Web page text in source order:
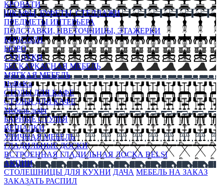
КРОВАТИ
ШКАФЫ, БУФЕТЫ, СТЕЛЛАЖИ
ПРЕДМЕТЫ ИНТЕРЬЕРА
ПОДСТАВКИ, ЦВЕТОЧНИЦЫ, ЭТАЖЕРКИ
КОНСОЛИ
БЮРО
СУНДУКИ
БЕСКАРКАСНАЯ МЕБЕЛЬ
МЯГКАЯ МЕБЕЛЬ
HoReKa
СТОЛЫ ДЛЯ КАФЕ
СТУЛЬЯ ДЛЯ КАФЕ
Мебель лофт
БАРНЫЕ СТУЛЬЯ
ВЕШАЛКИ
УЛИЧНАЯ МЕБЕЛЬ
ГЛАДИЛЬНЫЕ ДОСКИ
ВСТРОЕННАЯ ГЛАДИЛЬНАЯ ДОСКА BELSI
АКЦИИ
СТОЛЕШНИЦЫ ДЛЯ КУХНИ ДАЧА МЕБЕЛЬ НА ЗАКАЗ
ЗАКАЗАТЬ РАСПИЛ